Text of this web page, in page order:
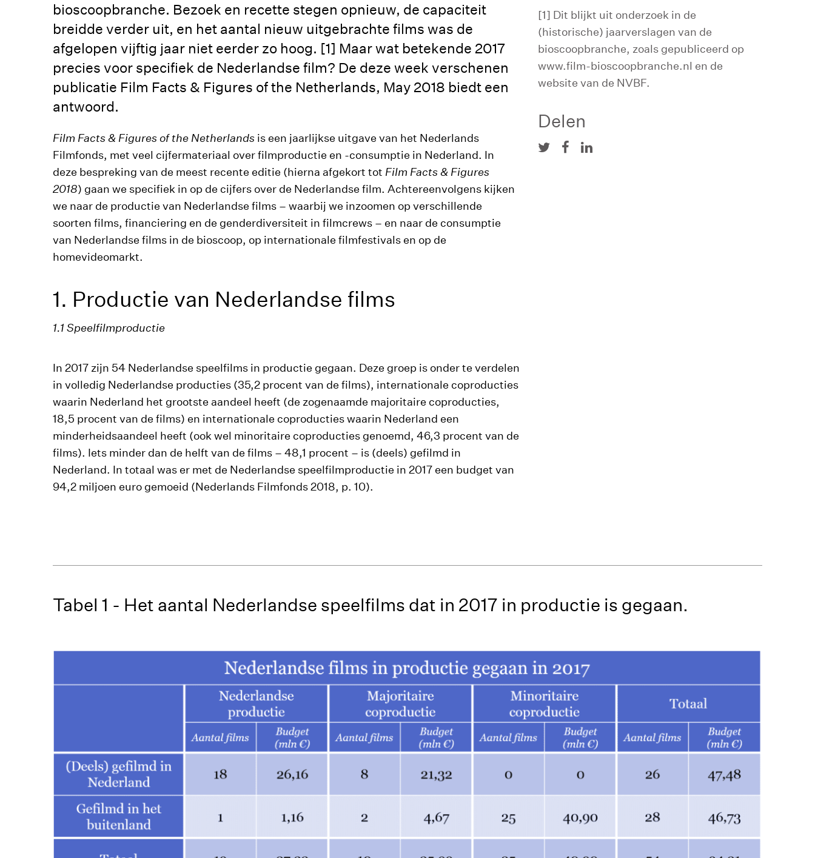
bioscoopbranche. Bezoek en recette stegen opnieuw, de capaciteit
breidde verder uit, en het aantal nieuw uitgebrachte films was de
afgelopen vijftig jaar niet eerder zo hoog. [1] Maar wat betekende 2017
precies voor specifiek de Nederlandse film? De deze week verschenen
publicatie Film Facts & Figures of the Netherlands, May 2018 biedt een
antwoord.
Film Facts & Figures of the Netherlands is een jaarlijkse uitgave van het Nederlands
Filmfonds, met veel cijfermateriaal over filmproductie en -consumptie in Nederland. In
deze bespreking van de meest recente editie (hierna afgekort tot Film Facts & Figures
2018) gaan we specifiek in op de cijfers over de Nederlandse film. Achtereenvolgens kijken
we naar de productie van Nederlandse films – waarbij we inzoomen op verschillende
soorten films, financiering en de genderdiversiteit in filmcrews – en naar de consumptie
van Nederlandse films in de bioscoop, op internationale filmfestivals en op de
homevideomarkt.
1. Productie van Nederlandse films
1.1 Speelfilmproductie
In 2017 zijn 54 Nederlandse speelfilms in productie gegaan. Deze groep is onder te verdelen
in volledig Nederlandse producties (35,2 procent van de films), internationale coproducties
waarin Nederland het grootste aandeel heeft (de zogenaamde majoritaire coproducties,
18,5 procent van de films) en internationale coproducties waarin Nederland een
minderheidsaandeel heeft (ook wel minoritaire coproducties genoemd, 46,3 procent van de
films). Iets minder dan de helft van de films – 48,1 procent – is (deels) gefilmd in
Nederland. In totaal was er met de Nederlandse speelfilmproductie in 2017 een budget van
94,2 miljoen euro gemoeid (Nederlands Filmfonds 2018, p. 10).
[1] Dit blijkt uit onderzoek in de
(historische) jaarverslagen van de
bioscoopbranche, zoals gepubliceerd op
www.film-bioscoopbranche.nl en de
website van de NVBF.
Delen
Tabel 1 - Het aantal Nederlandse speelfilms dat in 2017 in productie is gegaan.